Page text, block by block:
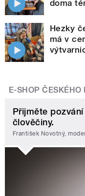
doma
Hezky
má v
E-SHOP ČESKÉHO
Přijměte
člověčiny.
František Novotný,